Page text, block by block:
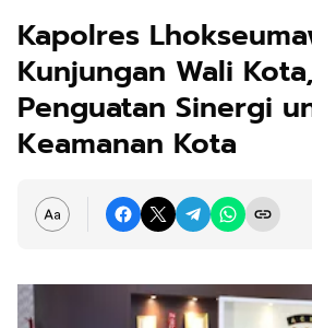
Kapolres
Kunjungan Wali
Penguatan Sinergi
Keamanan Kota